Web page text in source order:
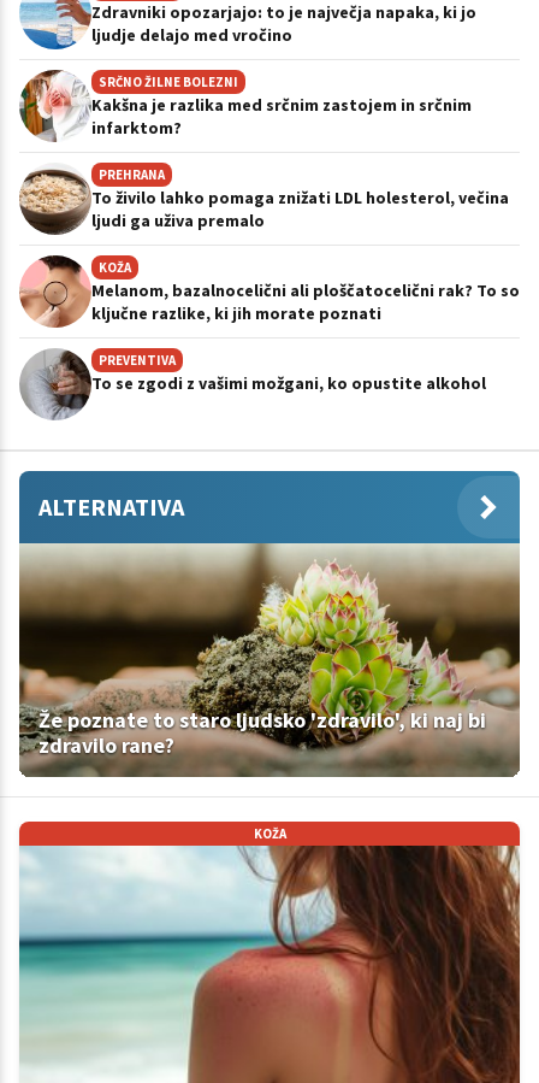
Zdravniki opozarjajo: to je največja napaka, ki jo
ljudje delajo med vročino
SRČNO ŽILNE BOLEZNI
Kakšna je razlika med srčnim zastojem in srčnim
infarktom?
PREHRANA
To živilo lahko pomaga znižati LDL holesterol, večina
ljudi ga uživa premalo
KOŽA
Melanom, bazalnocelični ali ploščatocelični rak? To so
ključne razlike, ki jih morate poznati
PREVENTIVA
To se zgodi z vašimi možgani, ko opustite alkohol
ALTERNATIVA
Že poznate to staro ljudsko 'zdravilo', ki naj bi
zdravilo rane?
KOŽA